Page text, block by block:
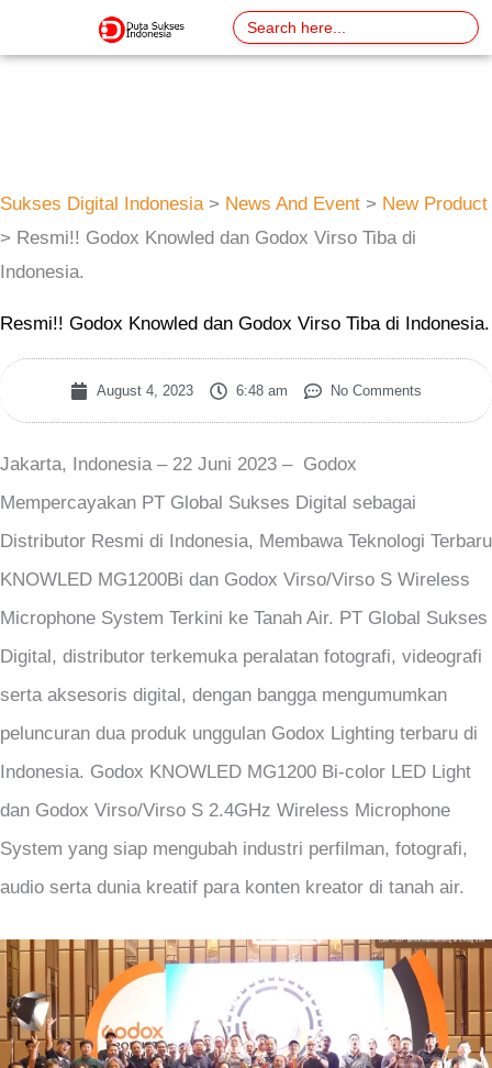
to
Search
for:
Sukses Digital Indonesia> News And Event > New Product
> Resmi!! Godox Knowled dan Godox Virso Tiba di
Indonesia.
Resmi!! Godox Knowled dan Godox Virso Tiba di Indonesia.
August 4, 2023 6:48 am No Comments
Jakarta, Indonesia – 22 Juni 2023 – Godox
Mempercayakan PT Global Sukses Digital sebagai
Distributor Resmi di Indonesia, Membawa Teknologi Terbaru
KNOWLED MG1200Bi dan Godox Virso/Virso S Wireless
Microphone System Terkini ke Tanah Air. PT Global Sukses
Digital, distributor terkemuka peralatan fotografi, videografi
serta aksesoris digital, dengan bangga mengumumkan
peluncuran dua produk unggulan Godox Lighting terbaru di
Indonesia. Godox KNOWLED MG1200 Bi-color LED Light
dan Godox Virso/Virso S 2.4GHz Wireless Microphone
System yang siap mengubah industri perfilman, fotografi,
audio serta dunia kreatif para konten kreator di tanah air.